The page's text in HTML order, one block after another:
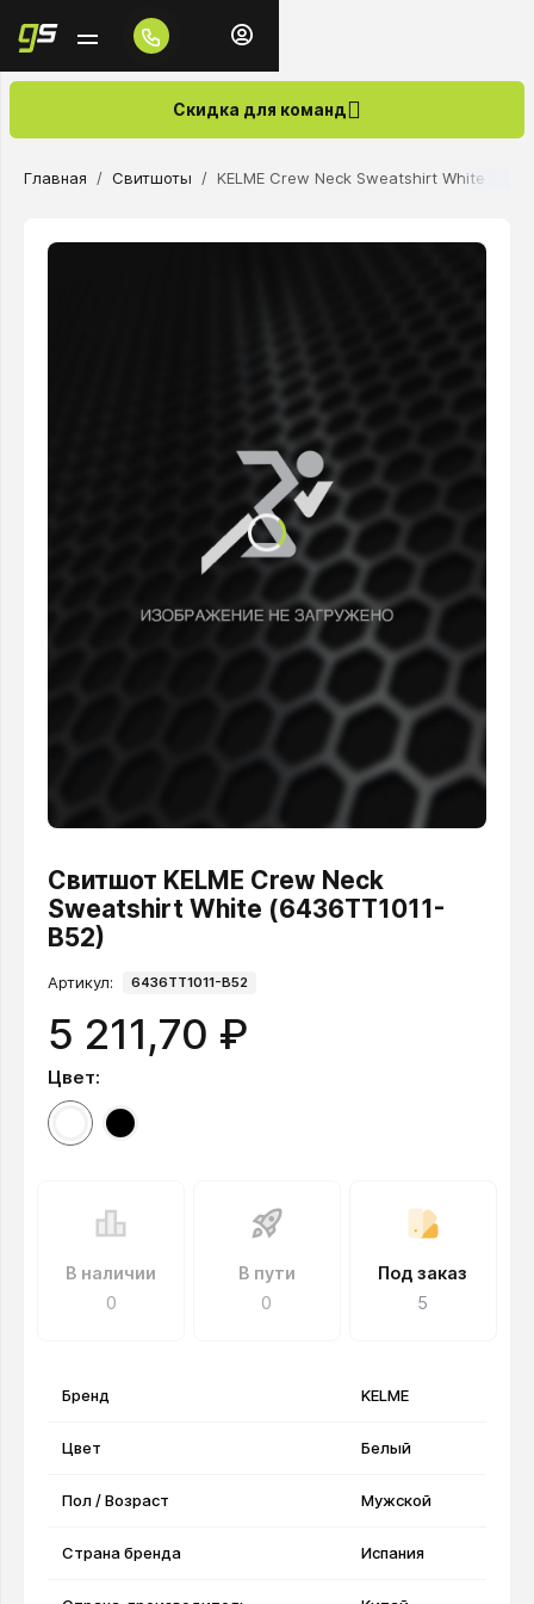
Скидка для команд
Главная Свитшоты KELME Crew Neck Sweatshirt White
Свитшот KELME Crew Neck
Sweatshirt White (6436TT1011-
B52)
Артикул: 6436TT1011-B52
5 211,70 ₽
Цвет:
В наличии
0
В пути
0
Под заказ
5
Бренд KELME
Цвет Белый
Пол / Возраст Мужской
Страна бренда Испания